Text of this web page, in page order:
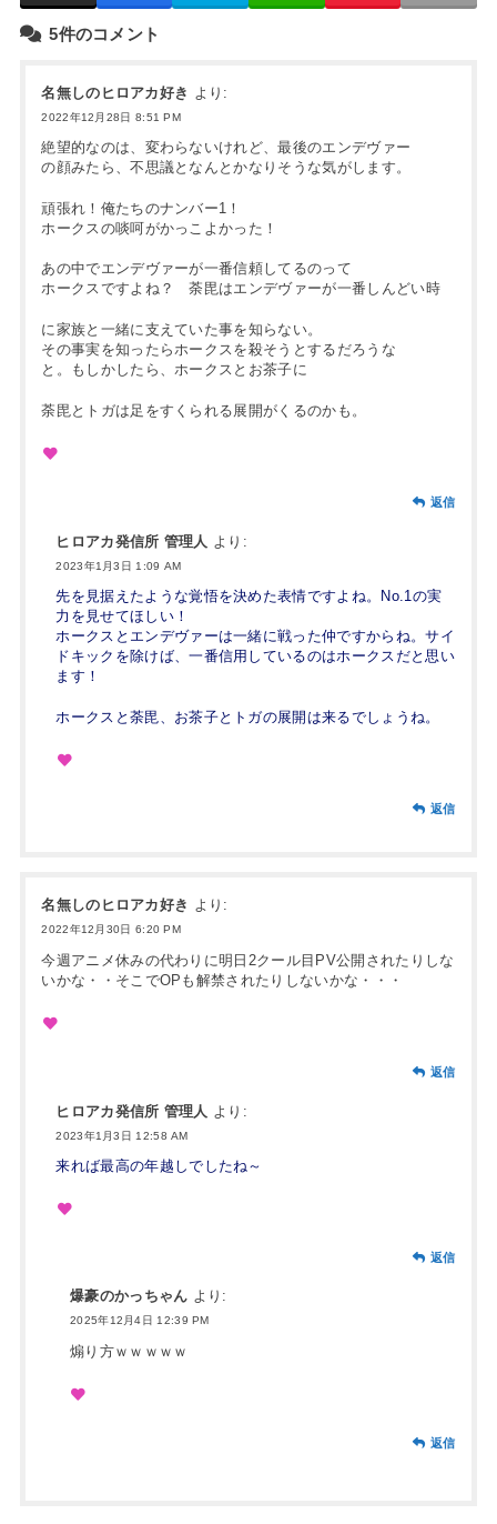
5件のコメント
名無しのヒロアカ好き より:
2022年12月28日 8:51 PM
絶望的なのは、変わらないけれど、最後のエンデヴァー
の顔みたら、不思議となんとかなりそうな気がします。
頑張れ！俺たちのナンバー1！
ホークスの啖呵がかっこよかった！
あの中でエンデヴァーが一番信頼してるのって
ホークスですよね？ 荼毘はエンデヴァーが一番しんどい時
に家族と一緒に支えていた事を知らない。
その事実を知ったらホークスを殺そうとするだろうな
と。もしかしたら、ホークスとお茶子に
荼毘とトガは足をすくられる展開がくるのかも。
返信
ヒロアカ発信所 管理人 より:
2023年1月3日 1:09 AM
先を見据えたような覚悟を決めた表情ですよね。No.1の実
力を見せてほしい！
ホークスとエンデヴァーは一緒に戦った仲ですからね。サイ
ドキックを除けば、一番信用しているのはホークスだと思い
ます！
ホークスと荼毘、お茶子とトガの展開は来るでしょうね。
返信
名無しのヒロアカ好き より:
2022年12月30日 6:20 PM
今週アニメ休みの代わりに明日2クール目PV公開されたりしな
いかな・・そこでOPも解禁されたりしないかな・・・
返信
ヒロアカ発信所 管理人 より:
2023年1月3日 12:58 AM
来れば最高の年越しでしたね～
返信
爆豪のかっちゃん より:
2025年12月4日 12:39 PM
煽り方ｗｗｗｗｗ
返信